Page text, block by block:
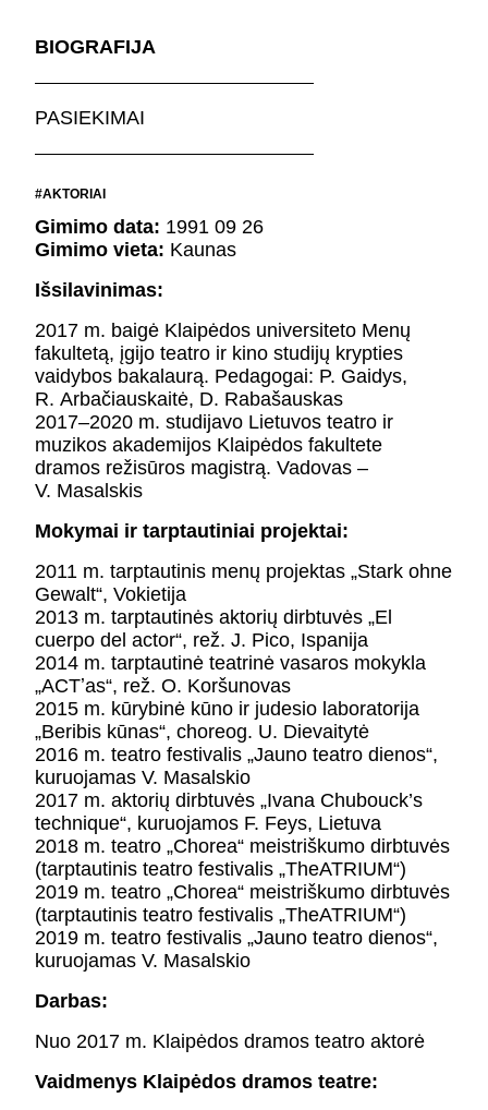
EDUKACIJA IR PARODOS
DOVANŲ KUPONAS
BILIETAI IR NUOLAIDOS
INFORMACIJA ASMENIMS SU NEGALIA
KAVINĖ „DRAMA-CHA-CHA”
ATRIBUTIKA
NAUJIENOS
VAIKŲ TEATRO STUDIJA
Kontaktai
KONTAKTAI
PARTNERIAI
KARJERA IR SAVANORYSTĖ
PRISIJUNGTI - + =
BIOGRAFIJA
PASIEKIMAI
#AKTORIAI
Gimimo data: 1991 09 26
Gimimo vieta: Kaunas
Išsilavinimas:
2017 m. baigė Klaipėdos universiteto Menų
fakultetą, įgijo teatro ir kino studijų krypties
vaidybos bakalaurą. Pedagogai: P. Gaidys,
R. Arbačiauskaitė, D. Rabašauskas
2017–2020 m. studijavo Lietuvos teatro ir
muzikos akademijos Klaipėdos fakultete
dramos režisūros magistrą. Vadovas –
V. Masalskis
Mokymai ir tarptautiniai projektai:
2011 m. tarptautinis menų projektas „Stark ohne
Gewalt“, Vokietija
2013 m. tarptautinės aktorių dirbtuvės „El
cuerpo del actor“, rež. J. Pico, Ispanija
2014 m. tarptautinė teatrinė vasaros mokykla
„ACTʼas“, rež. O. Koršunovas
2015 m. kūrybinė kūno ir judesio laboratorija
„Beribis kūnas“, choreog. U. Dievaitytė
2016 m. teatro festivalis „Jauno teatro dienos“,
kuruojamas V. Masalskio
2017 m. aktorių dirbtuvės „Ivana Chubouck’s
technique“, kuruojamos F. Feys, Lietuva
2018 m. teatro „Chorea“ meistriškumo dirbtuvės
(tarptautinis teatro festivalis „TheATRIUM“)
2019 m. teatro „Chorea“ meistriškumo dirbtuvės
(tarptautinis teatro festivalis „TheATRIUM“)
2019 m. teatro festivalis „Jauno teatro dienos“,
kuruojamas V. Masalskio
Darbas:
Nuo 2017 m. Klaipėdos dramos teatro aktorė
Vaidmenys Klaipėdos dramos teatre: